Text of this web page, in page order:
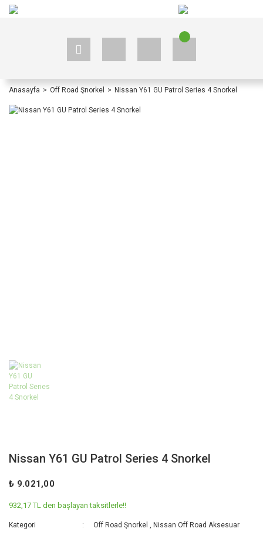
Anasayfa Off Road Şnorkel Nissan Y61 GU Patrol Series 4 Snorkel
Nissan Y61 GU Patrol Series 4 Snorkel
₺ 9.021,00
932,17 TL den başlayan taksitlerle!!
Kategori Off Road Şnorkel ,Nissan Off Road Aksesuar